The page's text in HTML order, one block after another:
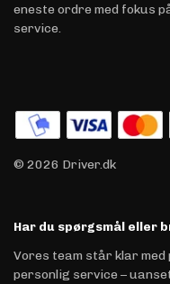
eneste ordre med fokus
service.
© 2026 Driver.dk
Har du spørgsmål eller
Vores team står klar
personlig service –